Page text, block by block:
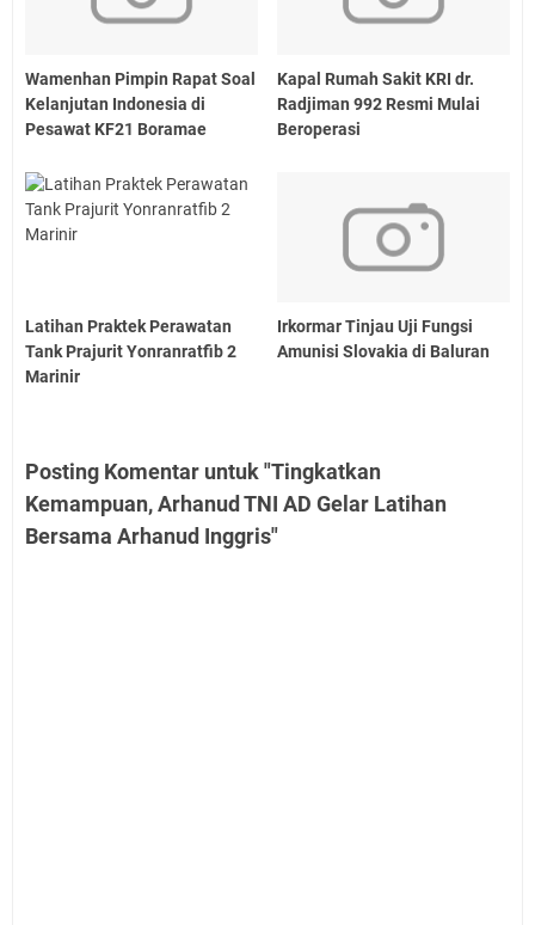
Wamenhan Pimpin Rapat Soal
Kelanjutan Indonesia di
Pesawat KF21 Boramae
Kapal Rumah Sakit KRI dr.
Radjiman 992 Resmi Mulai
Beroperasi
Latihan Praktek Perawatan
Tank Prajurit Yonranratfib 2
Marinir
Irkormar Tinjau Uji Fungsi
Amunisi Slovakia di Baluran
Posting Komentar untuk "Tingkatkan
Kemampuan, Arhanud TNI AD Gelar Latihan
Bersama Arhanud Inggris"